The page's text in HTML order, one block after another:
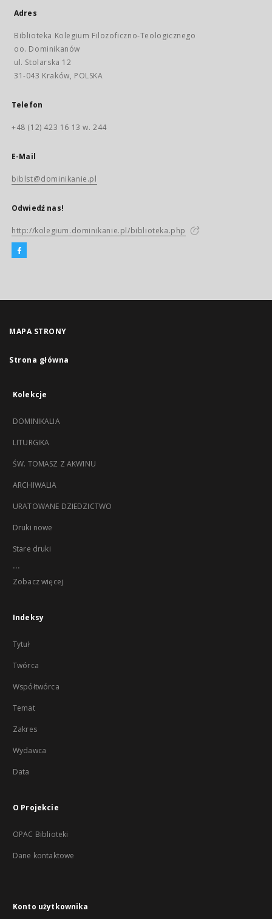
Adres
Biblioteka Kolegium Filozoficzno-Teologicznego
oo. Dominikanów
ul. Stolarska 12
31-043 Kraków, POLSKA
Telefon
+48 (12) 423 16 13 w. 244
E-Mail
biblst@dominikanie.pl
Odwiedź nas!
http://kolegium.dominikanie.pl/biblioteka.php
MAPA STRONY
Strona główna
Kolekcje
DOMINIKALIA
LITURGIKA
ŚW. TOMASZ Z AKWINU
ARCHIWALIA
URATOWANE DZIEDZICTWO
Druki nowe
Stare druki
...
Zobacz więcej
Indeksy
Tytuł
Twórca
Współtwórca
Temat
Zakres
Wydawca
Data
O Projekcie
OPAC Biblioteki
Dane kontaktowe
Konto użytkownika